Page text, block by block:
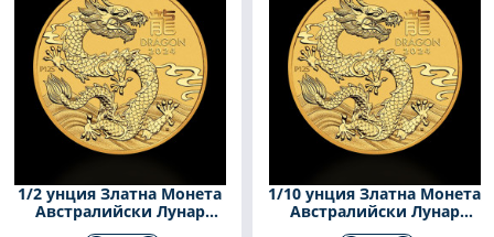
1/2 унция Златна Монета
Австралийски Лунар
Дракон 2024
1/10 унция Златна Монета
Австралийски Лунар
Дракон 2024